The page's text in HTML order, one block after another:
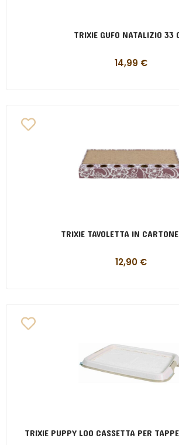
TRIXIE GUFO NATALIZIO 33
14,99 €
TRIXIE TAVOLETTA IN
12,90 €
TRIXIE PUPPY LOO CASSETTA PER